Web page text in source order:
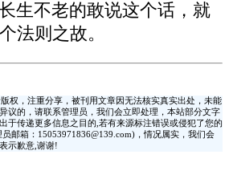
生不老的敢说这个话，就
法则之故。
权，注重分享，被刊用文章因无法核实真实出处，未能
议的，请联系管理员，我们会立即处理，本站部分文字
于传递更多信息之目的,若有来源标注错误或侵犯了您的
邮箱：15053971836@139.com)，情况属实，我们会
示歉意,谢谢!